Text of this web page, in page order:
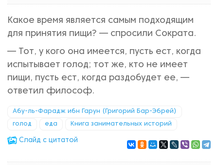
Какое время является самым подходящим
для принятия пищи? — спросили Сократа.
— Тот, у кого она имеется, пусть ест, когда
испытывает голод; тот же, кто не имеет
пищи, пусть ест, когда раздобудет ее, —
ответил философ.
Абу-ль-Фарадж ибн Гарун (Григорий Бар-Эбрей)
голод еда Книга занимательных историй
Cлайд с цитатой